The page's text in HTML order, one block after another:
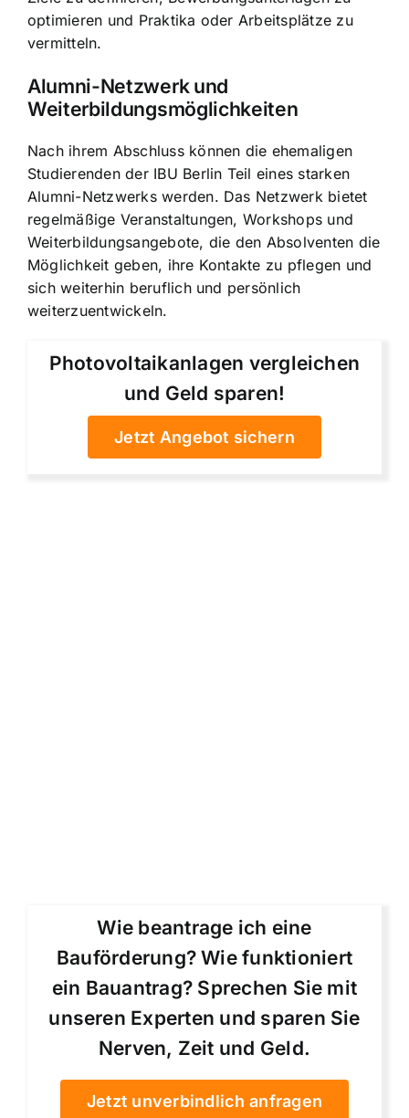
optimieren und Praktika oder Arbeitsplätze zu
vermitteln.
Alumni-Netzwerk und
Weiterbildungsmöglichkeiten
Nach ihrem Abschluss können die ehemaligen
Studierenden der IBU Berlin Teil eines starken
Alumni-Netzwerks werden. Das Netzwerk bietet
regelmäßige Veranstaltungen, Workshops und
Weiterbildungsangebote, die den Absolventen die
Möglichkeit geben, ihre Kontakte zu pflegen und
sich weiterhin beruflich und persönlich
weiterzuentwickeln.
Photovoltaikanlagen vergleichen
und Geld sparen!
Jetzt Angebot sichern
Wie beantrage ich eine
Bauförderung? Wie funktioniert
ein Bauantrag? Sprechen Sie mit
unseren Experten und sparen Sie
Nerven, Zeit und Geld.
Jetzt unverbindlich anfragen